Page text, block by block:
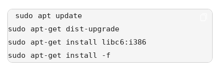
sudo apt update
sudo apt-get dist-upgrade
sudo apt-get install libc6:i386
sudo apt-get install -f